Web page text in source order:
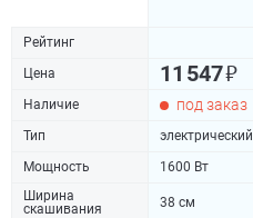
Рейтинг
Цена 11 547₽
Наличие под заказ
Тип
электрический
Мощность
1600 Вт
Ширина
скашивания
38 см